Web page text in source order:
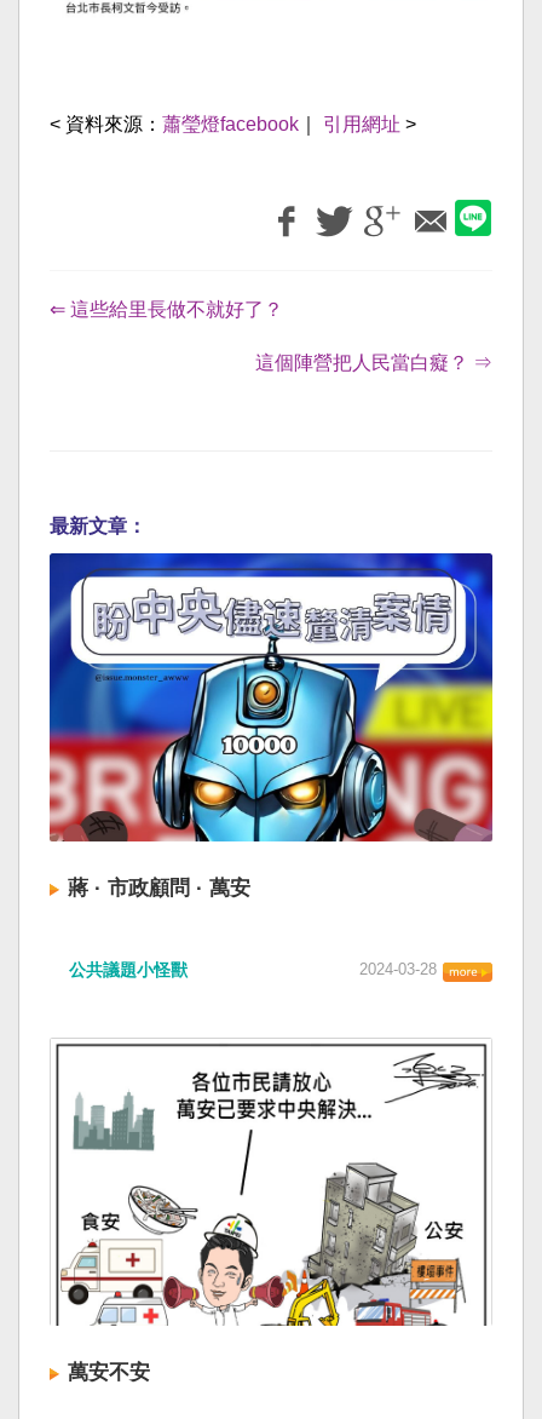
< 資料來源： 蕭瑩燈facebook 引用網址 >
⇐ 這些給里長做不就好了？
這個陣營把人民當白癡？ ⇒
最新文章：
蔣 · 市政顧問 · 萬安
公共議題小怪獸 2024-03-28
萬安不安